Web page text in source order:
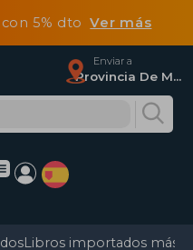
con 5% dtoVer más
Enviar a
Provincia De Madrid
Libros importados más